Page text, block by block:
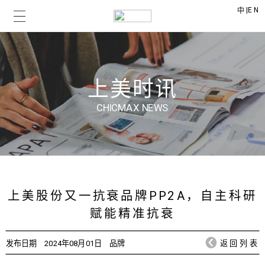
中 |EN
上美时讯
CHICMAX NEWS
上美股份又一抗衰品牌PP2A，自主科研
赋能精准抗衰
发布日期 2024年08月01日 品牌 返回列表